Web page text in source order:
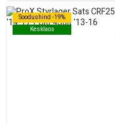
Soodushind -19%
Kesklaos
Soodushind -19%
Kesklaos